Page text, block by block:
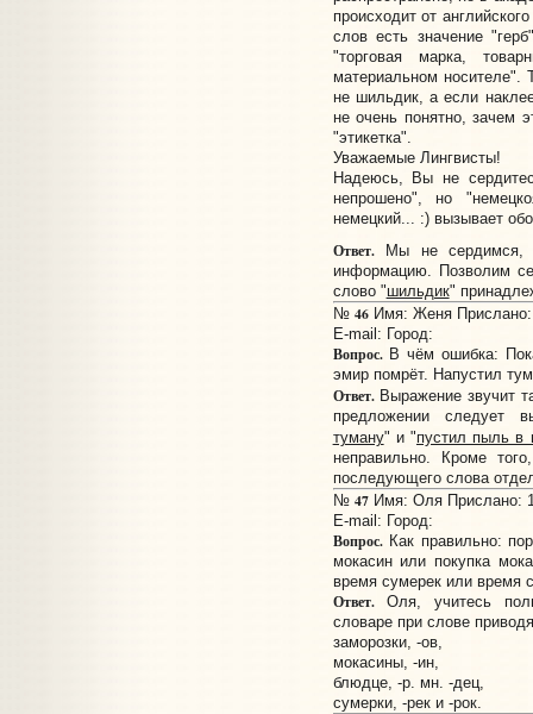
происходит от
слов есть значение
"торговая марка,
материальном носителе".
не шильдик, а если
не очень понятно, зачем
"этикетка".
Уважаемые Лингвисты!
Надеюсь, Вы не
непрошено", но
немецкий... :) вызывает
Ответ.Мы не сердимся,
информацию. Позволим
слово "шильдик"
№ 46Имя: Женя Прислано:
E-mail: Город:
Вопрос.В чём ошибка:
эмир помрёт. Напустил
Ответ.Выражение звучит
предложении следует
туману" и "пустил пыль в
неправильно. Кроме
последующего слова
№ 47Имя: Оля Прислано:
E-mail: Город:
Вопрос.Как правильно:
мокасин или покупка
время сумерек или время
Ответ.Оля, учитесь
словаре при слове
заморозки, -ов,
мокасины, -ин,
блюдце, -р. мн. -дец,
сумерки, -рек и -рок.